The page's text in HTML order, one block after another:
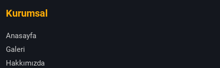
Kurumsal
Anasayfa
Galeri
Hakkımızda